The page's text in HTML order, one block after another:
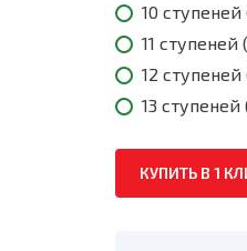
10
11
12
13
КУПИТЬ В 1